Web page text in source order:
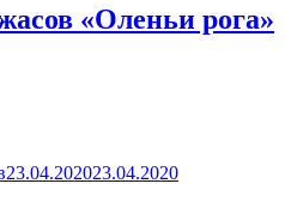
«Оленьи рога»
23.04.202023.04.2020